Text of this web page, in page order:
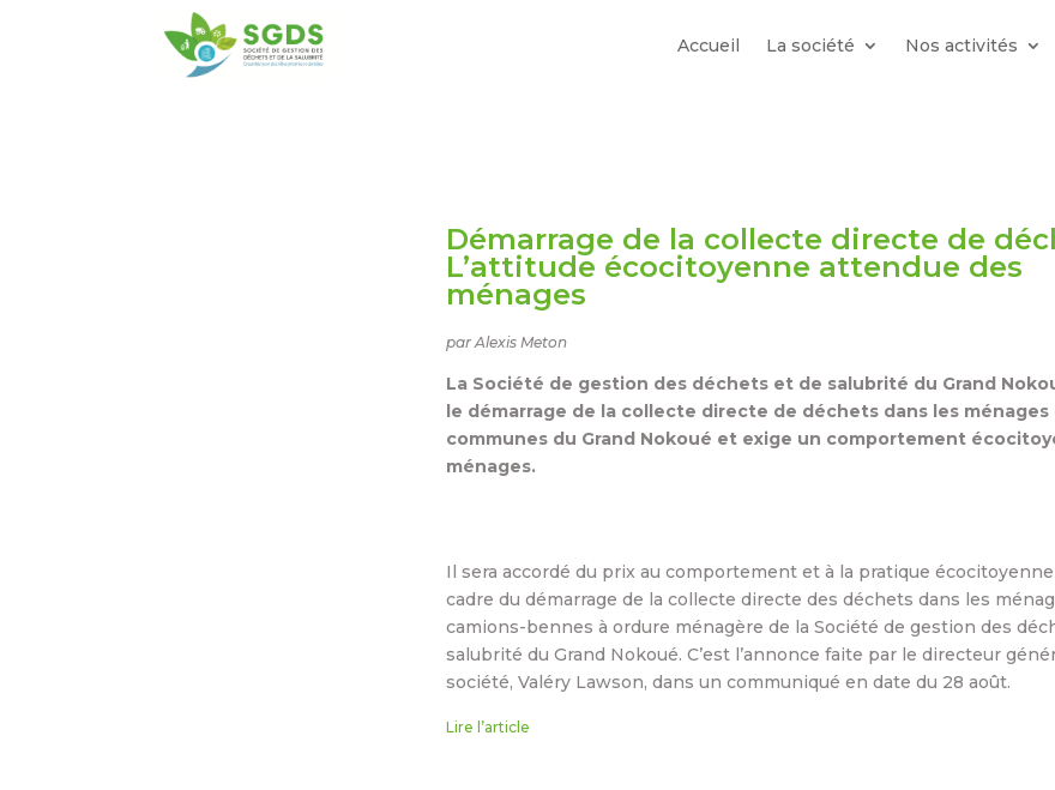
Accueil La société Nos activités
Démarrage de la collecte directe de
L’attitude écocitoyenne attendue des
ménages
par Alexis Meton
La Société de gestion des déchets et de salubrité du Grand
le démarrage de la collecte directe de déchets dans les ménages
communes du Grand Nokoué et exige un comportement
ménages.
Il sera accordé du prix au comportement et à la pratique
cadre du démarrage de la collecte directe des déchets dans les
camions-bennes à ordure ménagère de la Société de gestion des
salubrité du Grand Nokoué. C’est l’annonce faite par le directeur
société, Valéry Lawson, dans un communiqué en date du 28 août.
Lire l’article